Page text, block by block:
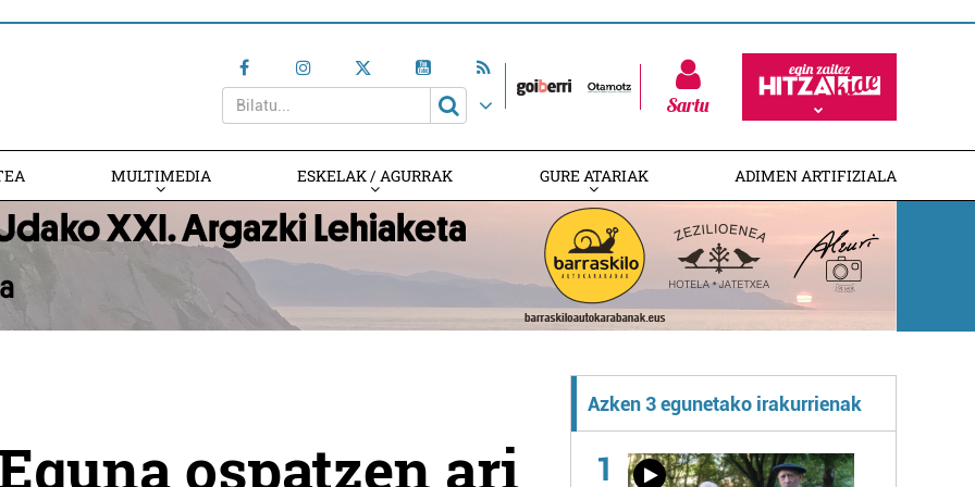
Sartu
MULTIMEDIA ESKELAK / AGURRAK GURE ATARIAK ADIMEN ARTIFIZIALA
ospatzen ari
Azken 3 egunetako irakurrienak
1